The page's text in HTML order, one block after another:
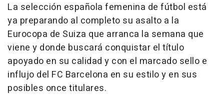
La selección española femenina de fútbol está
ya preparando al completo su asalto a la
Eurocopa de Suiza que arranca la semana que
viene y donde buscará conquistar el título
apoyado en su calidad y con el marcado sello e
influjo del FC Barcelona en su estilo y en sus
posibles once titulares.